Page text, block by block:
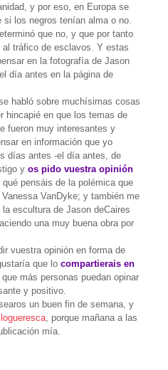
y por eso, en Europa se
si los negros tenían alma o no.
que no, y que por tanto
tráfico de esclavos. Y estas
en la fotografía de Jason
día antes en la página de
habló sobre muchísimas cosas
hincapié en que los temas de
fueron muy interesantes y
en información que yo
días antes -el día antes, de
y os pido vuestra opinión
pensáis de la polémica que
VanDyke; y también me
escultura de Jason deCaires
una muy buena obra por
vuestra opinión en forma de
que lo compartierais en
más personas puedan opinar
y positivo.
un buen fin de semana, y
, porque mañana a las
mía.